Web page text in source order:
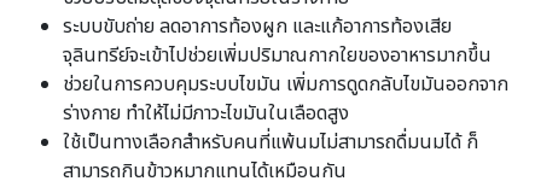
ระบบขับถ่าย ลดอาการท้องผูก และแก้อาการท้องเสีย
จุลินทรีย์จะเข้าไปช่วยเพิ่มปริมาณกากใยของอาหารมากขึ้น
ช่วยในการควบคุมระบบไขมัน เพิ่มการดูดกลับไขมันออกจาก
ร่างกาย ทำให้ไม่มีภาวะไขมันในเลือดสูง
ใช้เป็นทางเลือกสำหรับคนที่แพ้นมไม่สามารถดื่มนมได้ ก็
สามารถกินข้าวหมากแทนได้เหมือนกัน